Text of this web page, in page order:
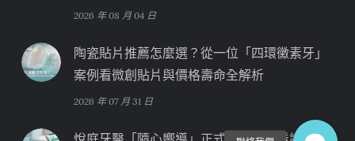
2026 年 08 月 04 日
陶瓷貼片推薦怎麼選？從一位「四環黴素牙」
案例看微創貼片與價格壽命全解析
2026 年 07 月 31 日